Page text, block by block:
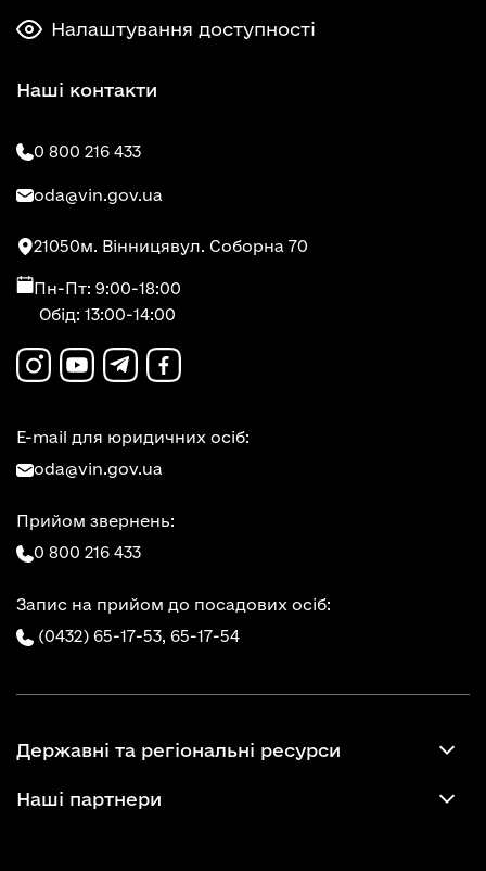
Налаштування доступності
Наші контакти
0 800 216 433
oda@vin.gov.ua
21050м. Вінницявул. Соборна 70
Пн-Пт: 9:00-18:00
Обід: 13:00-14:00
E-mail для юридичних осіб:
oda@vin.gov.ua
Прийом звернень:
0 800 216 433
Запис на прийом до посадових осіб:
(0432) 65-17-53, 65-17-54
Державні та регіональні ресурси
Наші партнери